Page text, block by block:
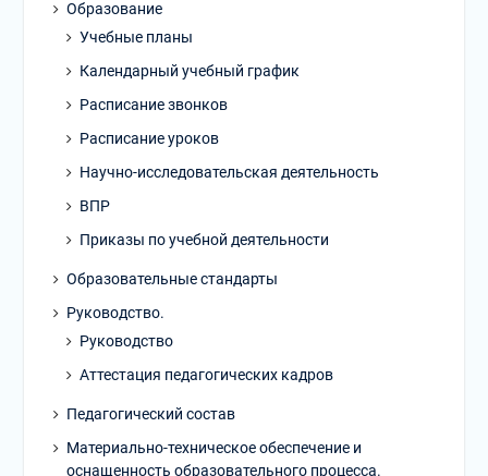
Образование
Учебные планы
Календарный учебный график
Расписание звонков
Расписание уроков
Научно-исследовательская деятельность
ВПР
Приказы по учебной деятельности
Образовательные стандарты
Руководство.
Руководство
Аттестация педагогических кадров
Педагогический состав
Материально-техническое обеспечение и
оснащенность образовательного процесса.